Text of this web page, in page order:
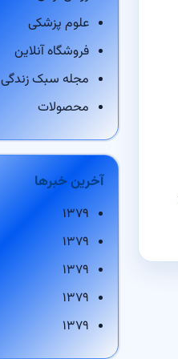
علوم پزشکی
فروشگاه آنلاین
مجله سبک زندگی
محصولات
آخرین خبرها
۱۳۷۹
۱۳۷۹
۱۳۷۹
۱۳۷۹
۱۳۷۹